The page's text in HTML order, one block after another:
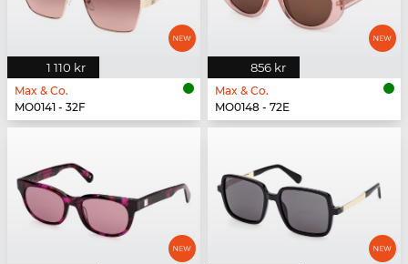
1 110 kr
Max & Co.
MO0141 - 32F
856 kr
Max & Co.
MO0148 - 72E